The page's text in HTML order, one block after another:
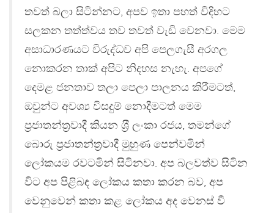
තවත් බලා සිටින්නට, අපව ඉතා පහත් විදිහට
සලකන තත්ත්වය තව තවත් වැඩි වෙනවා. මෙම
අසාධාරණයට විරුද්ධව අපි පෙලගැසී අරගල
නොකරන තාක් අපිට නිදහස නැහැ. අපගේ
දෙමළ ජනතාව තලා පෙලා පාලනය කිරීමටත්,
ඔවුන්ට අවශ්‍ය විසදුම් නොදීමටත් මෙම
ප‍්‍රජාතන්ත‍්‍රවාදී කියන ශ‍්‍රී ලංකා රජය, තමන්ගේ
බොරු ප‍්‍රජාතන්ත‍්‍රවාදී මුහුණ පෙන්වමින්
ලෝකයම රවටමින් සිටිනවා. අප බලවත්ව සිටින
විට අප පිළිබඳ ලෝකය කතා කරන බව, අප
වෙනුවෙන් කතා කළ ලෝකය අද වෙනස් වී